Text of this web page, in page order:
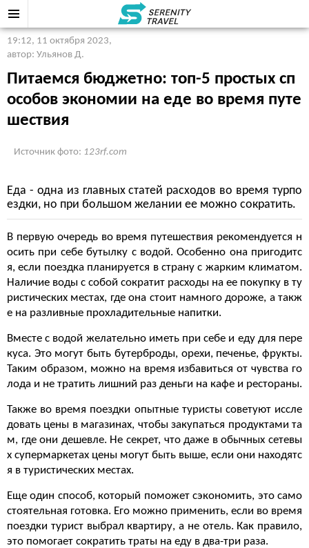
19:12, 11 октября 2023,
автор: Ульянов Д.
Питаемся бюджетно: топ-5 простых сп
особов экономии на еде во время путе
шествия
Источник фото: 123rf.com
Еда - одна из главных статей расходов во время турпо
ездки, но при большом желании ее можно сократить.
В первую очередь во время путешествия рекомендуется н
осить при себе бутылку с водой. Особенно она пригодитс
я, если поездка планируется в страну с жарким климатом.
Наличие воды с собой сократит расходы на ее покупку в ту
ристических местах, где она стоит намного дороже, а такж
е на разливные прохладительные напитки.
Вместе с водой желательно иметь при себе и еду для пере
куса. Это могут быть бутерброды, орехи, печенье, фрукты.
Таким образом, можно на время избавиться от чувства го
лода и не тратить лишний раз деньги на кафе и рестораны.
Также во время поездки опытные туристы советуют иссле
довать цены в магазинах, чтобы закупаться продуктами та
м, где они дешевле. Не секрет, что даже в обычных сетевы
х супермаркетах цены могут быть выше, если они находятс
я в туристических местах.
Еще один способ, который поможет сэкономить, это само
стоятельная готовка. Его можно применить, если во время
поездки турист выбрал квартиру, а не отель. Как правило,
это помогает сократить траты на еду в два-три раза.